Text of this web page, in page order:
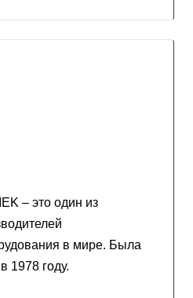
– это один из
в мире. Была
1978 году.